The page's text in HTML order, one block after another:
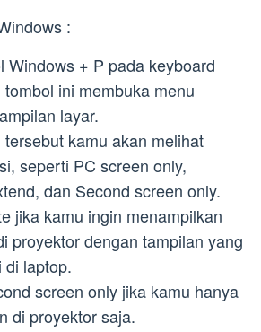
:
Windows + P pada keyboard
ini membuka menu
layar.
kamu akan melihat
seperti PC screen only,
dan Second screen only.
jika kamu ingin menampilkan
proyektor dengan tampilan yang
laptop.
screen only jika kamu hanya
di proyektor saja.